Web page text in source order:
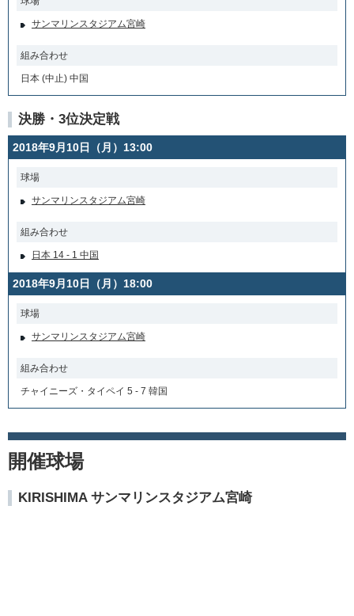
サンマリンスタジアム宮崎
組み合わせ
日本 (中止) 中国
決勝・3位決定戦
2018年9月10日（月）13:00
球場
サンマリンスタジアム宮崎
組み合わせ
日本 14 - 1 中国
2018年9月10日（月）18:00
球場
サンマリンスタジアム宮崎
組み合わせ
チャイニーズ・タイペイ 5 - 7 韓国
開催球場
KIRISHIMA サンマリンスタジアム宮崎